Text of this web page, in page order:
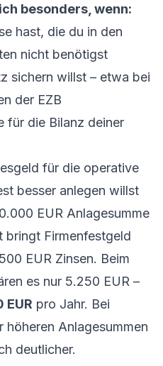
besonders, wenn:
hast, die du in den
nicht benötigst
sichern willst – etwa bei
der EZB
für die Bilanz deiner
für die operative
besser anlegen willst
EUR Anlagesumme
bringt Firmenfestgeld
EUR Zinsen. Beim
es nur 5.250 EUR –
EUR pro Jahr. Bei
Anlagesummen
deutlicher.